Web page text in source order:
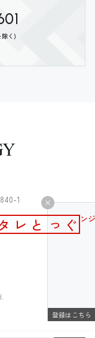
除く)
1
メールマガジン
登録はこちら